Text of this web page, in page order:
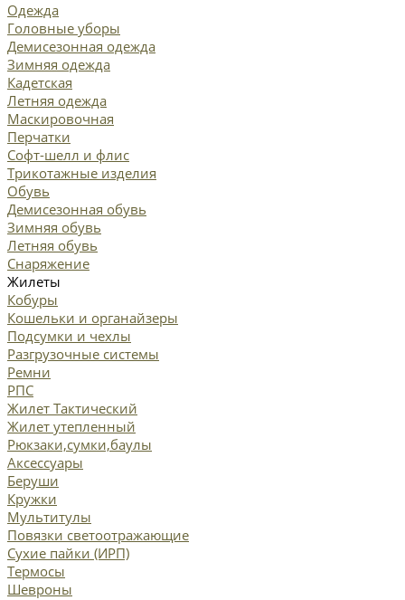
Одежда
Головные уборы
Демисезонная одежда
Зимняя одежда
Кадетская
Летняя одежда
Маскировочная
Перчатки
Софт-шелл и флис
Трикотажные изделия
Обувь
Демисезонная обувь
Зимняя обувь
Летняя обувь
Снаряжение
Жилеты
Кобуры
Кошельки и органайзеры
Подсумки и чехлы
Разгрузочные системы
Ремни
РПС
Жилет Тактический
Жилет утепленный
Рюкзаки,сумки,баулы
Аксессуары
Беруши
Кружки
Мультитулы
Повязки светоотражающие
Сухие пайки (ИРП)
Термосы
Шевроны